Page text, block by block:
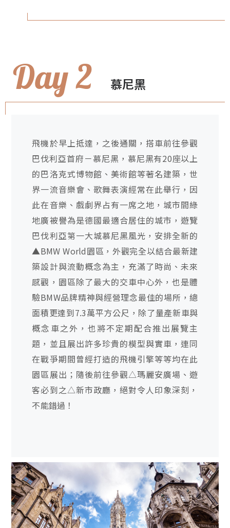
Day 2 慕尼黑
飛機於早上抵達，之後通關，搭車前往參觀
巴伐利亞首府－慕尼黑，慕尼黑有20座以上
的巴洛克式博物館、美術館等著名建築，世
界一流音樂會、歌舞表演經常在此舉行，因
此在音樂、戲劇界占有一席之地，城市間綠
地廣被譽為是德國最適合居住的城市，遊覽
巴伐利亞第一大城慕尼黑風光，安排全新的
▲BMW World園區，外觀完全以結合最新建
築設計與流動概念為主，充滿了時尚、未來
感觀，園區除了最大的交車中心外，也是體
驗BMW品牌精神與經營理念最佳的場所，總
面積更達到7.3萬平方公尺，除了量產新車與
概念車之外，也將不定期配合推出展覽主
題，並且展出許多珍貴的模型與實車，連同
在戰爭期間曾經打造的飛機引擎等等均在此
園區展出；隨後前往參觀△瑪麗安廣場、遊
客必到之△新市政廳，絕對令人印象深刻，
不能錯過！